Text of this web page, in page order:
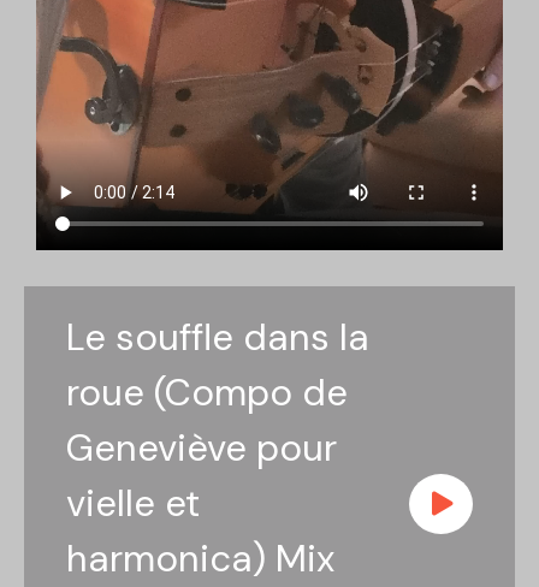
Le souffle dans la
roue (Compo de
Geneviève pour
vielle et
harmonica) Mix